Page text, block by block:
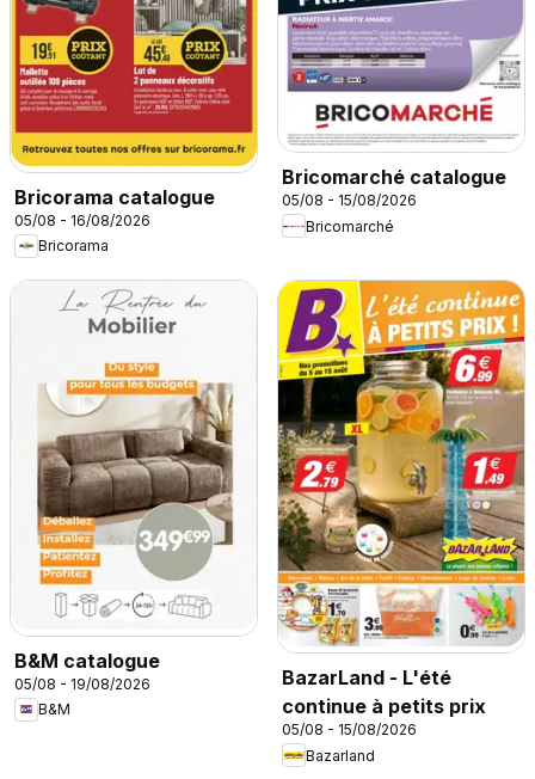
Bricorama catalogue
05/08 - 16/08/2026
Bricorama
Bricomarché catalogue
05/08 - 15/08/2026
Bricomarché
B&M catalogue
05/08 - 19/08/2026
B&M
BazarLand - L'été
continue à petits prix
05/08 - 15/08/2026
Bazarland